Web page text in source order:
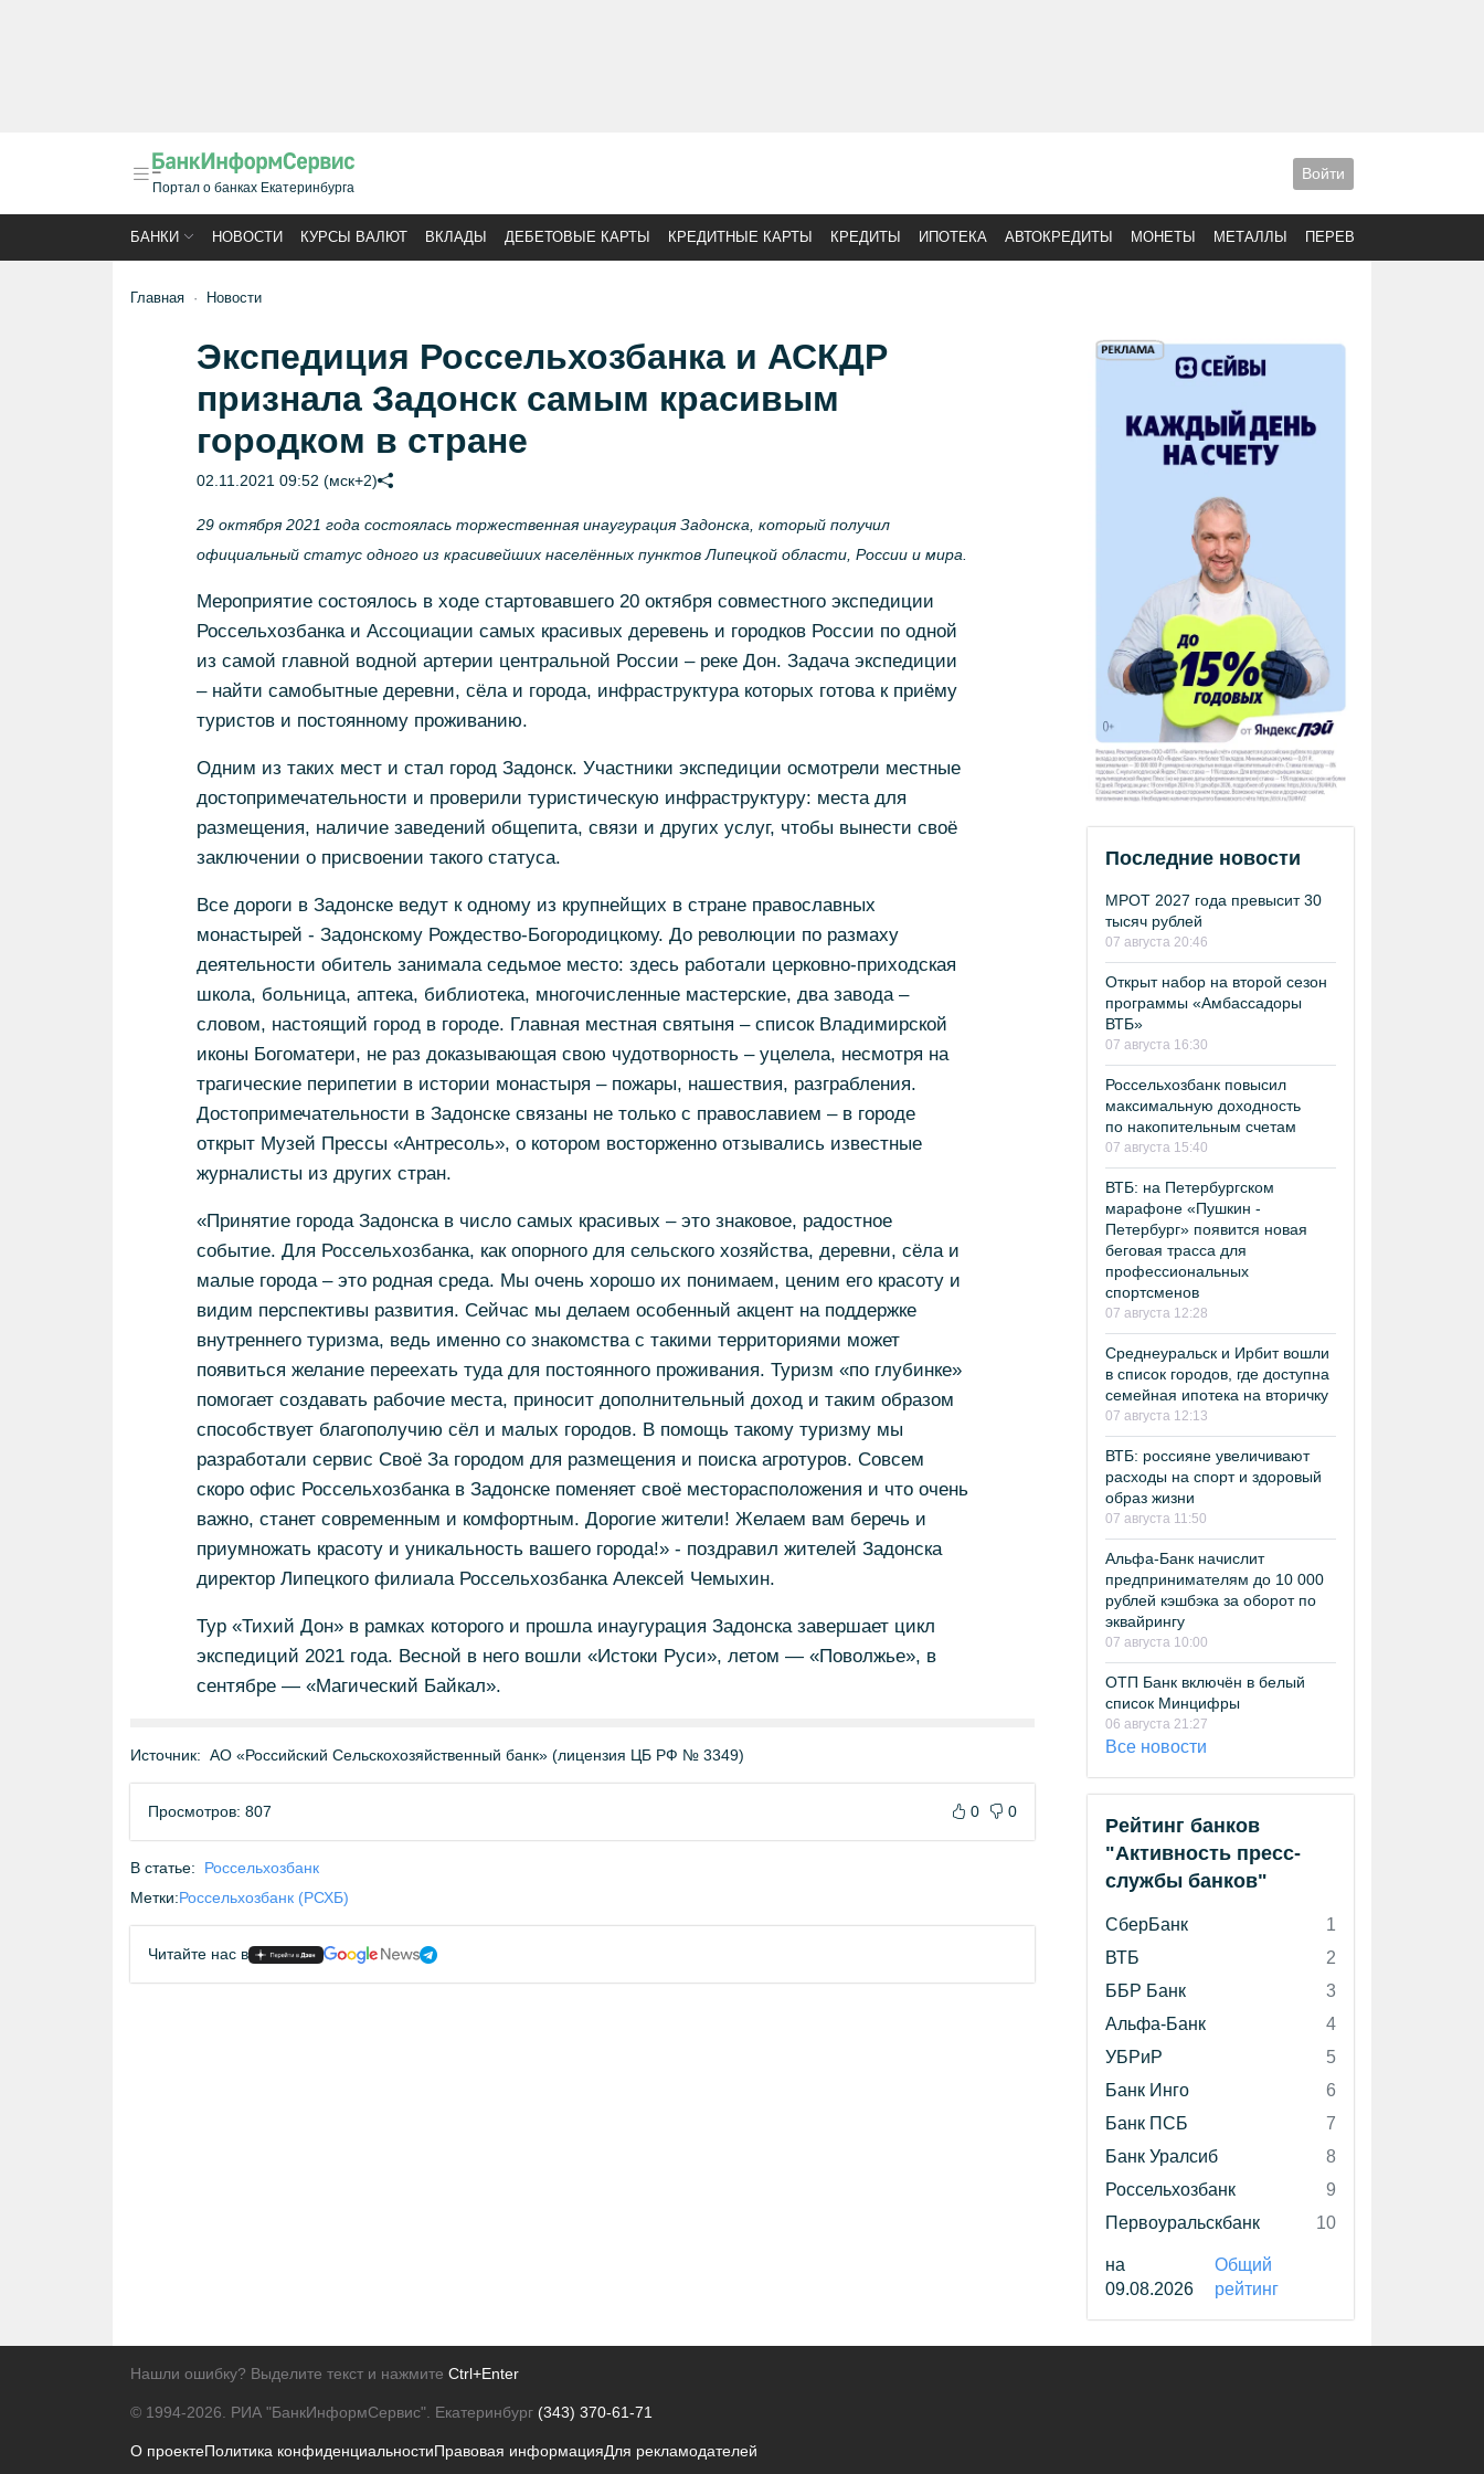
Портал о банках Екатеринбурга
Войти
БАНКИ НОВОСТИ КУРСЫ ВАЛЮТ ВКЛАДЫ ДЕБЕТОВЫЕ КАРТЫ КРЕДИТНЫЕ КАРТЫ КРЕДИТЫ ИПОТЕКА АВТОКРЕДИТЫ МОНЕТЫ МЕТАЛЛЫ ПЕРЕВОДЫ
Главная Новости
Экспедиция Россельхозбанка и АСКДР
признала Задонск самым красивым
городком в стране
02.11.2021 09:52 (мск+2)
29 октября 2021 года состоялась торжественная инаугурация Задонска, который получил
официальный статус одного из красивейших населённых пунктов Липецкой области, России и мира.
Мероприятие состоялось в ходе стартовавшего 20 октября совместного экспедиции
Россельхозбанка и Ассоциации самых красивых деревень и городков России по одной
из самой главной водной артерии центральной России – реке Дон. Задача экспедиции
– найти самобытные деревни, сёла и города, инфраструктура которых готова к приёму
туристов и постоянному проживанию.
Одним из таких мест и стал город Задонск. Участники экспедиции осмотрели местные
достопримечательности и проверили туристическую инфраструктуру: места для
размещения, наличие заведений общепита, связи и других услуг, чтобы вынести своё
заключении о присвоении такого статуса.
Все дороги в Задонске ведут к одному из крупнейщих в стране православных
монастырей - Задонскому Рождество-Богородицкому. До революции по размаху
деятельности обитель занимала седьмое место: здесь работали церковно-приходская
школа, больница, аптека, библиотека, многочисленные мастерские, два завода –
словом, настоящий город в городе. Главная местная святыня – список Владимирской
иконы Богоматери, не раз доказывающая свою чудотворность – уцелела, несмотря на
трагические перипетии в истории монастыря – пожары, нашествия, разграбления.
Достопримечательности в Задонске связаны не только с православием – в городе
открыт Музей Прессы «Антресоль», о котором восторженно отзывались известные
журналисты из других стран.
«Принятие города Задонска в число самых красивых – это знаковое, радостное
событие. Для Россельхозбанка, как опорного для сельского хозяйства, деревни, сёла и
малые города – это родная среда. Мы очень хорошо их понимаем, ценим его красоту и
видим перспективы развития. Сейчас мы делаем особенный акцент на поддержке
внутреннего туризма, ведь именно со знакомства с такими территориями может
появиться желание переехать туда для постоянного проживания. Туризм «по глубинке»
помогает создавать рабочие места, приносит дополнительный доход и таким образом
способствует благополучию сёл и малых городов. В помощь такому туризму мы
разработали сервис Своё За городом для размещения и поиска агротуров. Совсем
скоро офис Россельхозбанка в Задонске поменяет своё месторасположения и что очень
важно, станет современным и комфортным. Дорогие жители! Желаем вам беречь и
приумножать красоту и уникальность вашего города!» - поздравил жителей Задонска
директор Липецкого филиала Россельхозбанка Алексей Чемыхин.
Тур «Тихий Дон» в рамках которого и прошла инаугурация Задонска завершает цикл
экспедиций 2021 года. Весной в него вошли «Истоки Руси», летом — «Поволжье», в
сентябре — «Магический Байкал».
Источник: АО «Российский Сельскохозяйственный банк» (лицензия ЦБ РФ № 3349)
Просмотров: 807 0 0
В статье:
Россельхозбанк
Метки:Россельхозбанк (РСХБ)
Читайте нас в
Последние новости
МРОТ 2027 года превысит 30
тысяч рублей
07 августа 20:46
Открыт набор на второй сезон
программы «Амбассадоры
ВТБ»
07 августа 16:30
Россельхозбанк повысил
максимальную доходность
по накопительным счетам
07 августа 15:40
ВТБ: на Петербургском
марафоне «Пушкин -
Петербург» появится новая
беговая трасса для
профессиональных
спортсменов
07 августа 12:28
Среднеуральск и Ирбит вошли
в список городов, где доступна
семейная ипотека на вторичку
07 августа 12:13
ВТБ: россияне увеличивают
расходы на спорт и здоровый
образ жизни
07 августа 11:50
Альфа-Банк начислит
предпринимателям до 10 000
рублей кэшбэка за оборот по
эквайрингу
07 августа 10:00
ОТП Банк включён в белый
список Минцифры
06 августа 21:27
Все новости
Рейтинг банков
"Активность пресс-
службы банков"
СберБанк
1
ВТБ
2
ББР Банк
3
Альфа-Банк
4
УБРиР
5
Банк Инго
6
Банк ПСБ
7
Банк Уралсиб
8
Россельхозбанк
9
Первоуральскбанк
10
на
09.08.2026
Общий
рейтинг
Нашли ошибку? Выделите текст и нажмите Ctrl+Enter
© 1994-2026. РИА "БанкИнформСервис". Екатеринбург (343) 370-61-71
О проектеПолитика конфиденциальностиПравовая информацияДля рекламодателей